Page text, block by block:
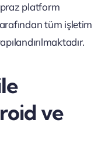
platform
tüm işletim
ve